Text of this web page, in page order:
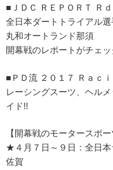
■ＪＤＣ ＲＥＰＯＲＴ Ｒｄ
全日本ダートトライアル
丸和オートランド那須
開幕戦のレポートがチェ
■ＰＤ流 ２０１７ Ｒａｃ
レーシングスーツ、ヘル
イド!!
【開幕戦のモータースポー
★４月７日～９日：全日
佐賀